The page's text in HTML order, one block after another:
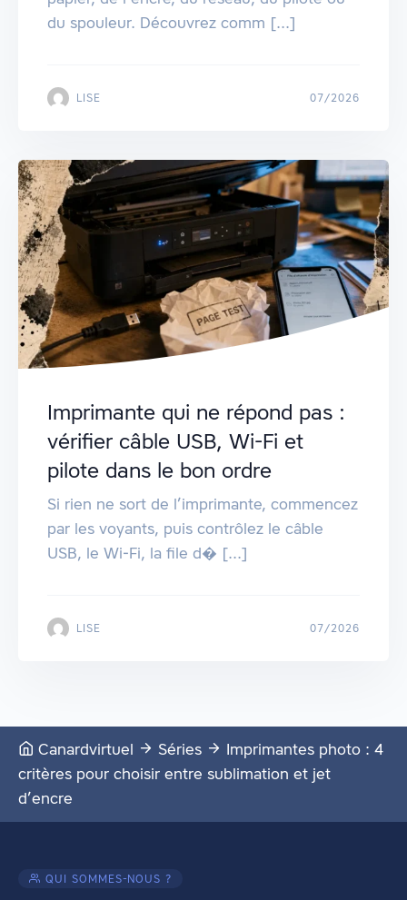
du spouleur. Découvrez comm [...]
LISE 07/2026
Imprimante qui ne répond pas :
vérifier câble USB, Wi-Fi et
pilote dans le bon ordre
Si rien ne sort de l’imprimante, commencez
par les voyants, puis contrôlez le câble
USB, le Wi‑Fi, la file d� [...]
LISE 07/2026
Canardvirtuel Séries
Imprimantes photo : 4
critères pour choisir entre sublimation et jet
d’encre
QUI SOMMES-NOUS ?